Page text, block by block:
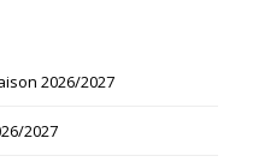
2026/2027
2027